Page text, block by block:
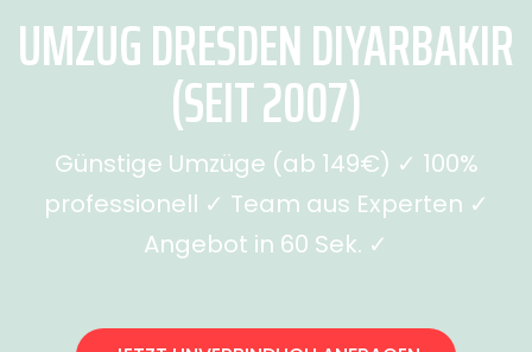
UMZUG DRESDEN DIYARBAKIR
(SEIT 2007)
Günstige Umzüge (ab 149€) ✓ 100%
professionell ✓ Team aus Experten ✓
Angebot in 60 Sek. ✓